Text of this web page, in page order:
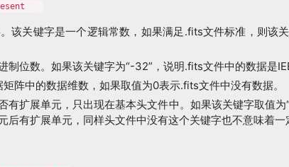
该关键字是一个逻辑常数，如果满足.fits文件标准，则该
制位数。如果该关键字为“-32”，说明.fits文件中的数据是
阵中的数据维数，如果取值为0表示.fits文件中没有数据。
有扩展单元，只出现在基本头文件中。如果该关键字取值
有扩展单元，同样头文件中没有这个关键字也不意味着一